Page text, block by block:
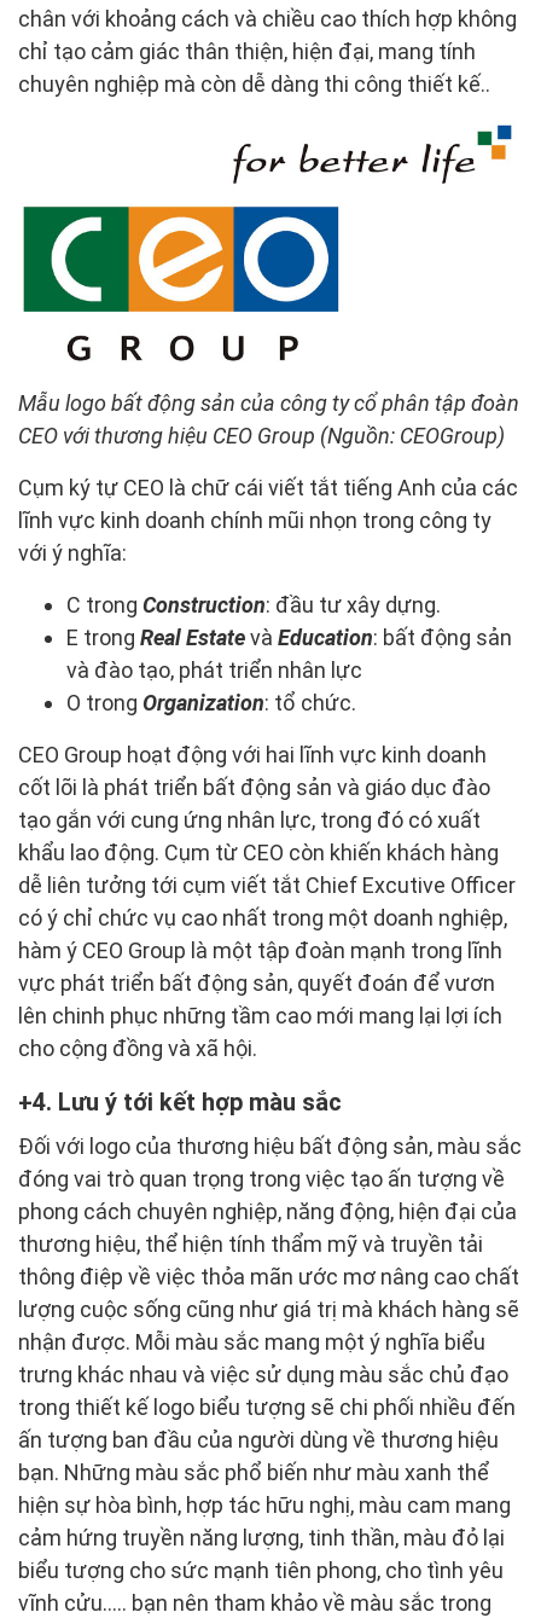
chân với khoảng cách và chiều cao thích hợp không
chỉ tạo cảm giác thân thiện, hiện đại, mang tính
chuyên nghiệp mà còn dễ dàng thi công thiết kế..
Mẫu logo bất động sản của công ty cổ phân tập đoàn
CEO với thương hiệu CEO Group (Nguồn: CEOGroup)
Cụm ký tự CEO là chữ cái viết tắt tiếng Anh của các
lĩnh vực kinh doanh chính mũi nhọn trong công ty
với ý nghĩa:
C trong Construction: đầu tư xây dựng.
E trong Real Estatevà Education: bất động sản
và đào tạo, phát triển nhân lực
O trong Organization: tổ chức.
CEO Group hoạt động với hai lĩnh vực kinh doanh
cốt lõi là phát triển bất động sản và giáo dục đào
tạo gắn với cung ứng nhân lực, trong đó có xuất
khẩu lao động. Cụm từ CEO còn khiến khách hàng
dễ liên tưởng tới cụm viết tắt Chief Excutive Officer
có ý chỉ chức vụ cao nhất trong một doanh nghiệp,
hàm ý CEO Group là một tập đoàn mạnh trong lĩnh
vực phát triển bất động sản, quyết đoán để vươn
lên chinh phục những tầm cao mới mang lại lợi ích
cho cộng đồng và xã hội.
4. Lưu ý tới kết hợp màu sắc
Đối với logo của thương hiệu bất động sản, màu sắc
đóng vai trò quan trọng trong việc tạo ấn tượng về
phong cách chuyên nghiệp, năng động, hiện đại của
thương hiệu, thể hiện tính thẩm mỹ và truyền tải
thông điệp về việc thỏa mãn ước mơ nâng cao chất
lượng cuộc sống cũng như giá trị mà khách hàng sẽ
nhận được. Mỗi màu sắc mang một ý nghĩa biểu
trưng khác nhau và việc sử dụng màu sắc chủ đạo
trong thiết kế logo biểu tượng sẽ chi phối nhiều đến
ấn tượng ban đầu của người dùng về thương hiệu
bạn. Những màu sắc phổ biến như màu xanh thể
hiện sự hòa bình, hợp tác hữu nghị, màu cam mang
cảm hứng truyền năng lượng, tinh thần, màu đỏ lại
biểu tượng cho sức mạnh tiên phong, cho tình yêu
vĩnh cửu….. bạn nên tham khảo về màu sắc trong